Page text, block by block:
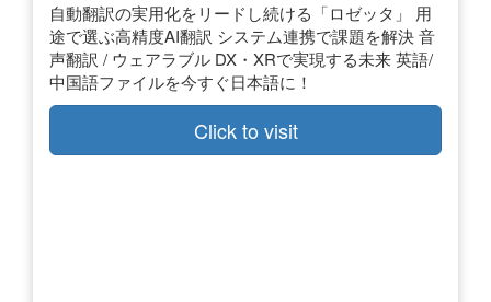
自動翻訳の実用化をリードし続ける「ロゼッタ」 用
途で選ぶ高精度AI翻訳 システム連携で課題を解決 音
声翻訳 / ウェアラブル DX・XRで実現する未来 英語/
中国語ファイルを今すぐ日本語に！
Click to visit